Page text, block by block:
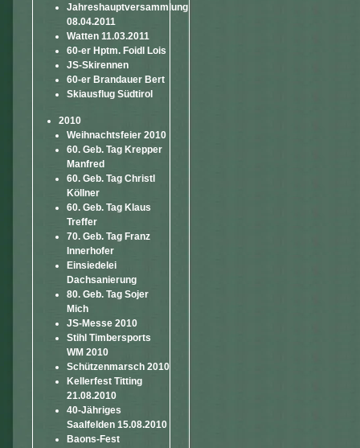
Jahreshauptversammlung
08.04.2011
Watten 11.03.2011
60-er Hptm. Foidl Lois
JS-Skirennen
60-er Brandauer Bert
Skiausflug Südtirol
2010
Weihnachtsfeier 2010
60. Geb. Tag Krepper
Manfred
60. Geb. Tag Christl
Köllner
60. Geb. Tag Klaus
Treffer
70. Geb. Tag Franz
Innerhofer
Einsiedelei
Dachsanierung
80. Geb. Tag Sojer
Mich
JS-Messe 2010
Stihl Timbersports
WM 2010
Schützenmarsch 2010
Kellerfest Titting
21.08.2010
40-Jähriges
Saalfelden 15.08.2010
Baons-Fest